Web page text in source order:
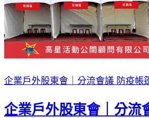
企業戶外股東會｜分流會議 防疫帳
企業戶外股東會｜分流